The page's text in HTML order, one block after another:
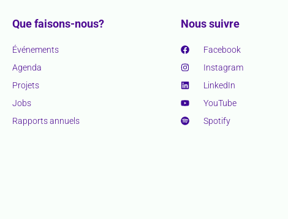
Que faisons-nous?
Événements
Agenda
Projets
Jobs
Rapports annuels
Nous suivre
Facebook
Instagram
LinkedIn
YouTube
Spotify